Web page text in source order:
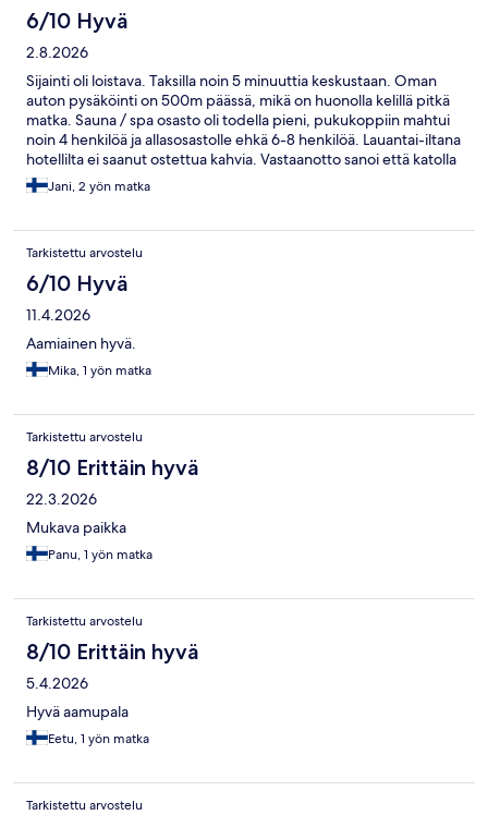
6/10 Hyvä
2.8.2026
Sijainti oli loistava. Taksilla noin 5 minuuttia keskustaan. Oman
auton pysäköinti on 500m päässä, mikä on huonolla kelillä pitkä
matka. Sauna / spa osasto oli todella pieni, pukukoppiin mahtui
noin 4 henkilöä ja allasosastolle ehkä 6-8 henkilöä. Lauantai-iltana
hotellilta ei saanut ostettua kahvia. Vastaanotto sanoi että katolla
olevasta ravintolasta, mutta ylhäällä ravintolassa ei tarjoiltu
kuumia juomia. Huone oli ihan välttävä, lattia hieman kulunut.
Jani, 2 yön matka
Tarkistettu arvostelu
6/10 Hyvä
11.4.2026
Aamiainen hyvä.
Mika, 1 yön matka
Tarkistettu arvostelu
8/10 Erittäin hyvä
22.3.2026
Mukava paikka
Panu, 1 yön matka
Tarkistettu arvostelu
8/10 Erittäin hyvä
5.4.2026
Hyvä aamupala
Eetu, 1 yön matka
Tarkistettu arvostelu